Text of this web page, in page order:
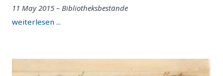
11 May 2015 – Bibliotheksbestände
weiterlesen ...